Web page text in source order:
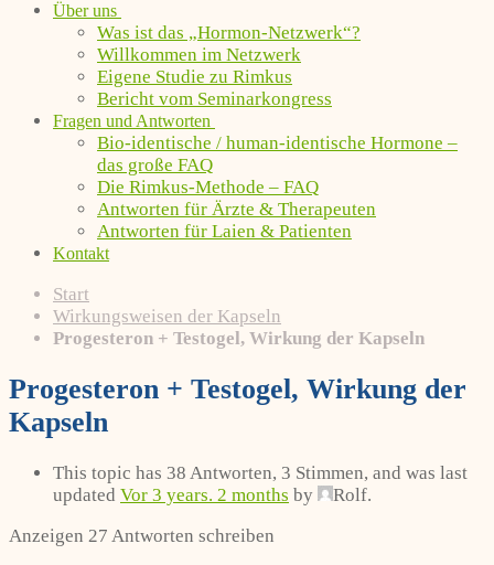
Über uns
Was ist das „Hormon-Netzwerk“?
Willkommen im Netzwerk
Eigene Studie zu Rimkus
Bericht vom Seminarkongress
Fragen und Antworten
Bio-identische / human-identische Hormone –
das große FAQ
Die Rimkus-Methode – FAQ
Antworten für Ärzte & Therapeuten
Antworten für Laien & Patienten
Kontakt
Start
Wirkungsweisen der Kapseln
Progesteron + Testogel, Wirkung der Kapseln
Progesteron + Testogel, Wirkung der
Kapseln
This topic has 38 Antworten, 3 Stimmen, and was last
updated Vor 3 years. 2 months by Rolf.
Anzeigen 27 Antworten schreiben